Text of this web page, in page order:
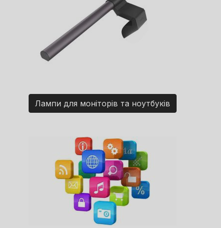
Лампи для моніторів та ноутбуків